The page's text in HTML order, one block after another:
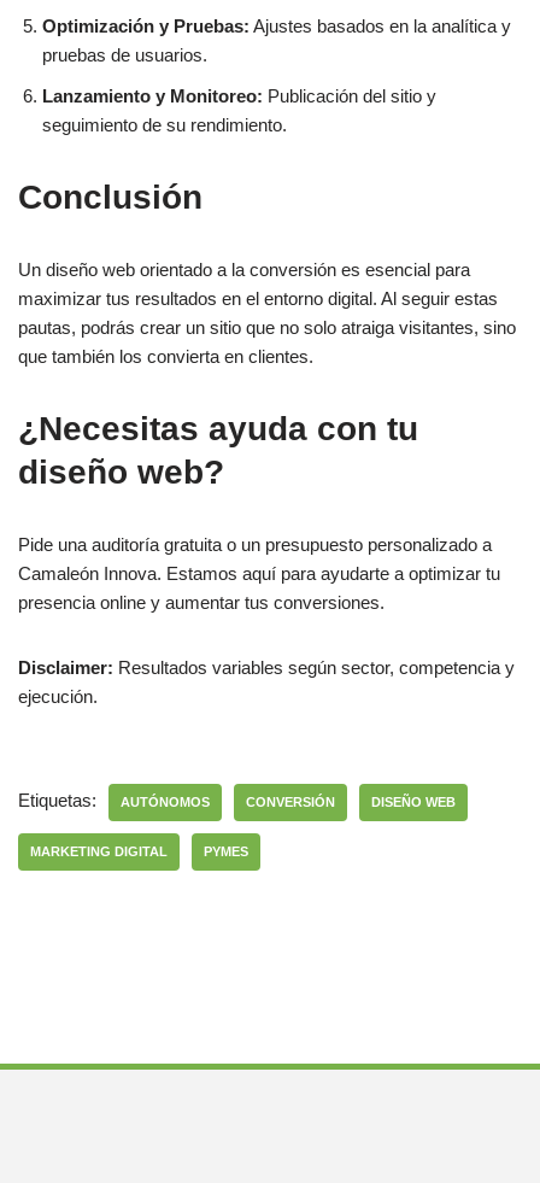
Optimización y Pruebas: Ajustes basados en la analítica y
pruebas de usuarios.
Lanzamiento y Monitoreo: Publicación del sitio y
seguimiento de su rendimiento.
Conclusión
Un diseño web orientado a la conversión es esencial para
maximizar tus resultados en el entorno digital. Al seguir estas
pautas, podrás crear un sitio que no solo atraiga visitantes, sino
que también los convierta en clientes.
¿Necesitas ayuda con tu
diseño web?
Pide una auditoría gratuita o un presupuesto personalizado a
Camaleón Innova. Estamos aquí para ayudarte a optimizar tu
presencia online y aumentar tus conversiones.
Disclaimer: Resultados variables según sector, competencia y
ejecución.
Etiquetas: AUTÓNOMOS CONVERSIÓN DISEÑO WEB
MARKETING DIGITAL PYMES